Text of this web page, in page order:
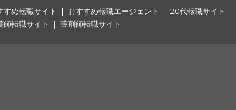
すめ転職サイト おすすめ転職エージェント 20代転職サイト
師転職サイト
薬剤師転職サイト